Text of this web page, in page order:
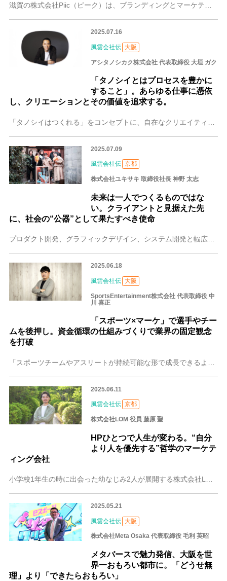
滋賀の株式会社Piic（ピーク）は、ブランディングとマーケティングを通じてお客さまのビジネスを前進させる、クリエイティブカンパニーです。「創る」と「届ける」両方
2025.07.16
風雲会社伝 大阪
アシタノシカク株式会社 代表取締役 大垣 ガク
「タノシイとはプロセスを豊かに
すること」。あらゆる仕事に憑依
し、クリエーションとその価値を追求する。
2025.07.09
風雲会社伝 京都
株式会社ユキサキ 取締役社長 神野 太志
未来は一人でつくるものではな
い。クライアントと見据えた先
に、社会の“公器”として果たすべき使命
プロダクト開発、グラフィックデザイン、システム開発と幅広い事業を展開する京都の株式会社ユキサキ。同社の取締役・神野 太志（じんの たいし）さんは、「現場や制作に
2025.06.18
風雲会社伝 大阪
SportsEntertainment株式会社 代表取締役 中
川 喜正
「スポーツ×マーケ」で選手やチー
ムを後押し。資金循環の仕組みづくりで業界の固定観念
を打破
2025.06.11
風雲会社伝 京都
株式会社LOM 役員 藤原 聖
HPひとつで人生が変わる。“自分
より人を優先する”哲学のマーケテ
ィング会社
小学校1年生の時に出会った幼なじみ2人が展開する株式会社LOM。マレーシアでそれぞれ起業した2人は、生まれ故郷である京都に戻り、マーケティングとHP制作などで企
2025.05.21
風雲会社伝 大阪
株式会社Meta Osaka 代表取締役 毛利 英昭
メタバースで魅力発信、大阪を世
界一おもろい都市に。「どうせ無
理」より「できたらおもろい」